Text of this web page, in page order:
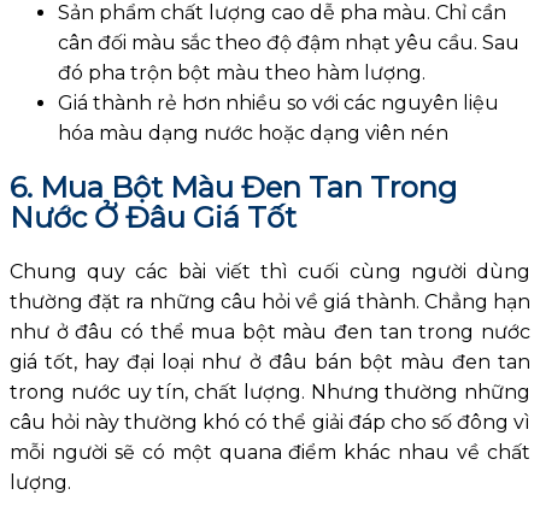
Sản phẩm chất lượng cao dễ pha màu. Chỉ cần
cân đối màu sắc theo độ đậm nhạt yêu cầu. Sau
đó pha trộn bột màu theo hàm lượng.
Giá thành rẻ hơn nhiều so với các nguyên liệu
hóa màu dạng nước hoặc dạng viên nén
6. Mua Bột Màu Đen Tan Trong
Nước Ở Đâu Giá Tốt
Chung quy các bài viết thì cuối cùng người dùng
thường đặt ra những câu hỏi về giá thành. Chẳng hạn
như ở đâu có thể mua bột màu đen tan trong nước
giá tốt, hay đại loại như ở đâu bán bột màu đen tan
trong nước uy tín, chất lượng. Nhưng thường những
câu hỏi này thường khó có thể giải đáp cho số đông vì
mỗi người sẽ có một quana điểm khác nhau về chất
lượng.